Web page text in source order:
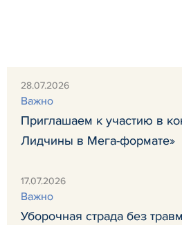
28.07.2026
Важно
Приглашаем к участию в
Лидчины в Мега-формате»
17.07.2026
Важно
Уборочная страда без